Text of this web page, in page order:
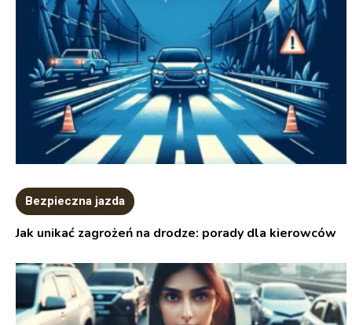
Bezpieczna jazda
Jak unikać zagrożeń na drodze: porady dla kierowców